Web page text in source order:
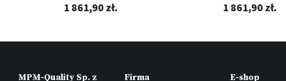
1 861,90 zł. 1 861,90 zł.
MPM-Quality Sp. z
Firma
E-shop